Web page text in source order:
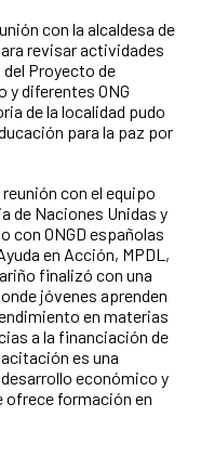
con la alcaldesa de
revisar actividades
Proyecto de
y diferentes ONG
de la localidad pudo
para la paz por
con el equipo
de Naciones Unidas y
con ONGD españolas
en Acción, MPDL,
finalizó con una
jóvenes aprenden
en materias
a la financiación de
es una
económico y
ofrece formación en